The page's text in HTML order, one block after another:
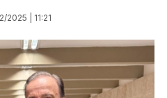
2025 | 11:21